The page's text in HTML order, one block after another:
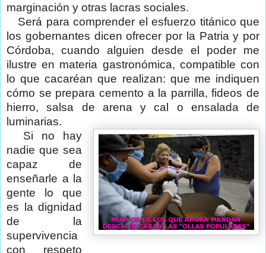
marginación y otras lacras sociales.
Será para comprender el esfuerzo titánico que
los gobernantes dicen ofrecer por la Patria y por
Córdoba, cuando alguien desde el poder me
ilustre en materia gastronómica, compatible con
lo que cacaréan que realizan: que me indiquen
cómo se prepara cemento a la parrilla, fideos de
hierro, salsa de arena y cal o ensalada de
luminarias.
Si no hay
nadie que sea
capaz de
enseñarle a la
gente lo que
es la dignidad
de la
supervivencia
con respeto